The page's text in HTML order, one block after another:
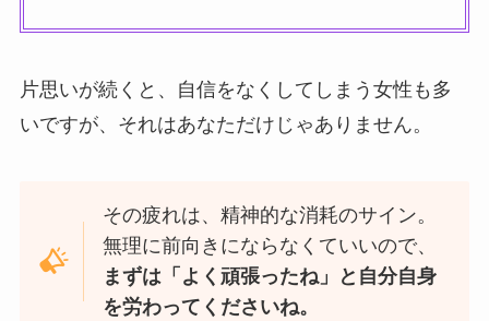
片思いが続くと、自信をなくしてしまう女性も多
いですが、それはあなただけじゃありません。
その疲れは、精神的な消耗のサイン。
無理に前向きにならなくていいので、
まずは「よく頑張ったね」と自分自身
を労わってくださいね。